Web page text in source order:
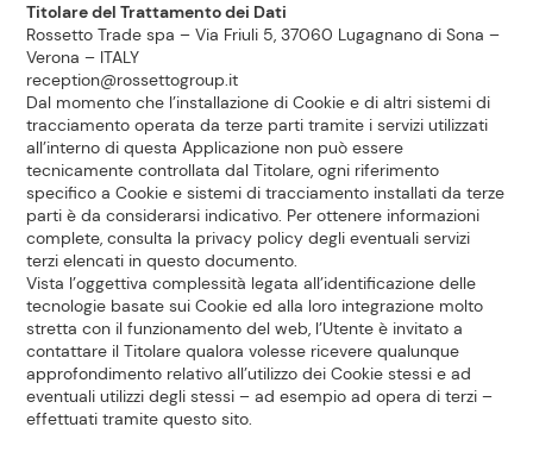
Titolare del Trattamento dei Dati
Rossetto Trade spa – Via Friuli 5, 37060 Lugagnano di Sona –
Verona – ITALY
reception@rossettogroup.it
Dal momento che l’installazione di Cookie e di altri sistemi di
tracciamento operata da terze parti tramite i servizi utilizzati
all’interno di questa Applicazione non può essere
tecnicamente controllata dal Titolare, ogni riferimento
specifico a Cookie e sistemi di tracciamento installati da terze
parti è da considerarsi indicativo. Per ottenere informazioni
complete, consulta la privacy policy degli eventuali servizi
terzi elencati in questo documento.
Vista l’oggettiva complessità legata all’identificazione delle
tecnologie basate sui Cookie ed alla loro integrazione molto
stretta con il funzionamento del web, l’Utente è invitato a
contattare il Titolare qualora volesse ricevere qualunque
approfondimento relativo all’utilizzo dei Cookie stessi e ad
eventuali utilizzi degli stessi – ad esempio ad opera di terzi –
effettuati tramite questo sito.